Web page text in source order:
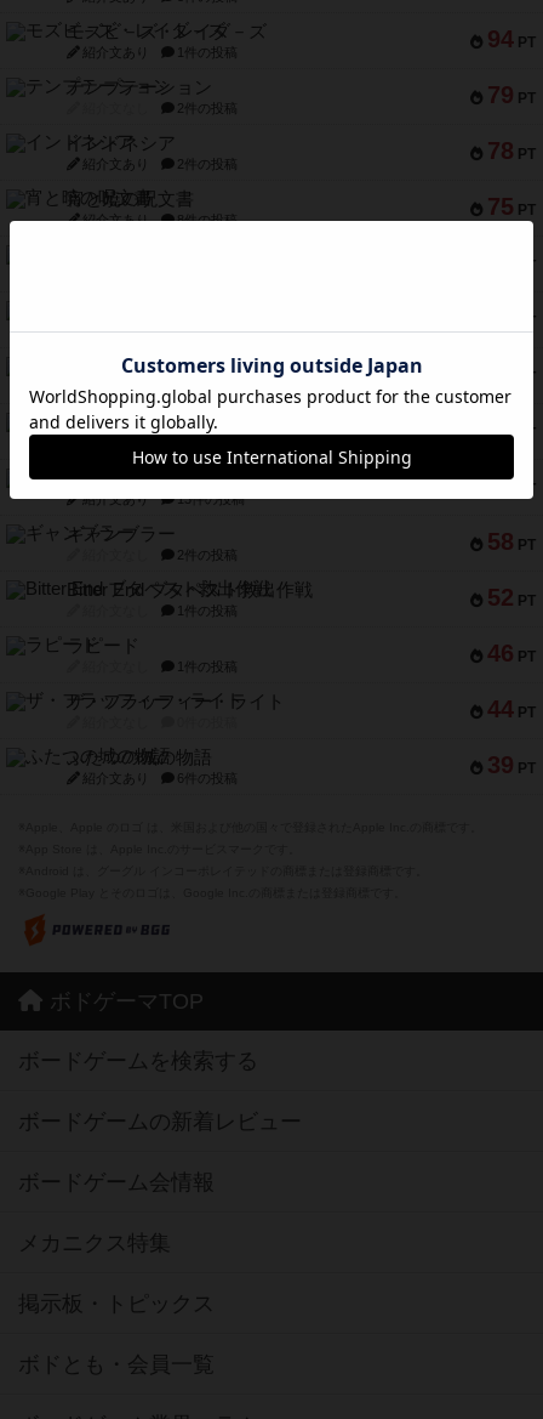
94 PT
モズビ－ズ・レイダ－ズ
紹介文あり 1件の投稿
79 PT
テンプテーション
2件の投稿
78 PT
インドネシア
紹介文あり 2件の投稿
75 PT
宵と暁の呪文書
紹介文あり 8件の投稿
PT
PT
紹介文なし 1件の投稿
PT
ブラヴェスト
紹介文なし 1件の投稿
60 PT
スペクタキュラー
59 PT
スモールワールド
紹介文あり 13件の投稿
58 PT
ギャンブラー
2件の投稿
52 PT
Bitter End ブタペスト救出作戦
1件の投稿
46 PT
ラピード
1件の投稿
44 PT
ザ・フラッフィー・ライト
39 PT
ふたつの城の物語
紹介文あり 6件の投稿
ボドゲーマTOP
ボードゲームを検索する
ボードゲームの新着レビュー
ボードゲーム会情報
メカニクス特集
掲示板・トピックス
ボドとも・会員一覧